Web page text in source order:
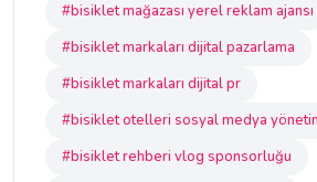
#bisiklet mağazası yerel reklam ajansı
#bisiklet markaları dijital pazarlama
#bisiklet markaları dijital pr
#bisiklet otelleri sosyal medya
#bisiklet rehberi vlog sponsorluğu